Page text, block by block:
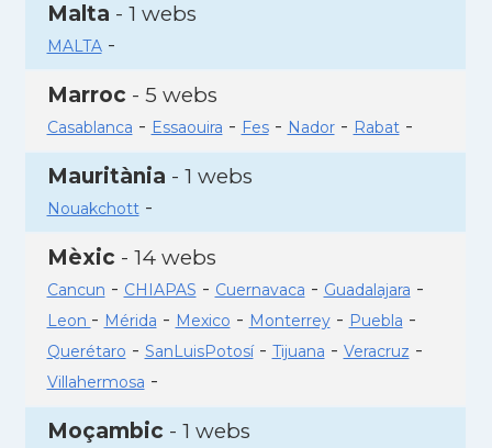
Malta - 1 webs
MALTA-
Marroc - 5 webs
Casablanca - Essaouira - Fes- Nador- Rabat-
Mauritània - 1 webs
Nouakchott-
Mèxic - 14 webs
Cancun - CHIAPAS - Cuernavaca - Guadalajara -
Leon - Mérida - Mexico - Monterrey- Puebla -
Querétaro - SanLuisPotosí- Tijuana - Veracruz -
Villahermosa -
Moçambic - 1 webs